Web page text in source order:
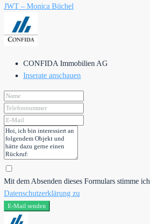
JWT – Monica Büchel
CONFIDA Immobilien AG
Inserate anschauen
Mit dem Absenden dieses Formulars stimme ich
Datenschutzerklärung zu
E-Mail senden